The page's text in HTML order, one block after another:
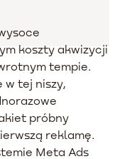
koszty akwizycji
tempie.
w tej niszy,
próbny
reklamę.
Meta Ads